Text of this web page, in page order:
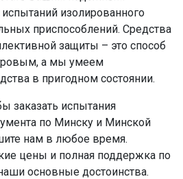
изолированного
приспособлений. Средства
защиты – это способ
а мы умеем
в пригодном состоянии.
заказать испытания
по Минску и Минской
нам в любое время.
цены и полная поддержка по
основные достоинства.